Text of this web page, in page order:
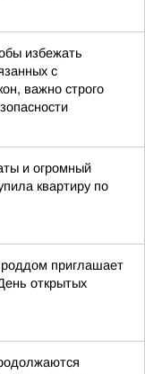
избежать
с
важно строго
и огромный
квартиру по
роддом приглашает
открытых